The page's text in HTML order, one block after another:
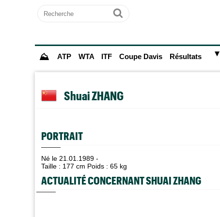
Recherche
Ok
⛰ ATP WTA ITF Coupe Davis Résultats ►
Shuai ZHANG
PORTRAIT
Né le 21.01.1989 -
Taille : 177 cm Poids : 65 kg
ACTUALITÉ CONCERNANT SHUAI ZHANG